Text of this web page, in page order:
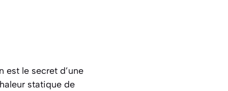
est le secret d’une
statique de